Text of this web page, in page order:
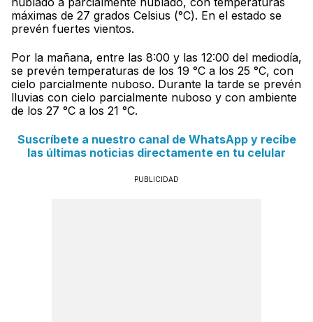
máximas de 27 grados Celsius (°C). En el estado se
prevén fuertes vientos.
Por la mañana, entre las 8:00 y las 12:00 del mediodía,
se prevén temperaturas de los 19 °C a los 25 °C, con
cielo parcialmente nuboso. Durante la tarde se prevén
lluvias con cielo parcialmente nuboso y con ambiente
de los 27 °C a los 21 °C.
Suscríbete a nuestro canal de WhatsApp y recibe
las últimas noticias directamente en tu celular
PUBLICIDAD